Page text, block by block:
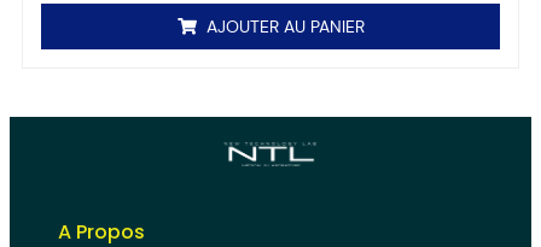
AJOUTER AU PANIER
A Propos